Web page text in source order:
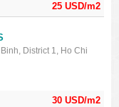
25 USD/m2
30 USD/m2
District 1, Ho Chi